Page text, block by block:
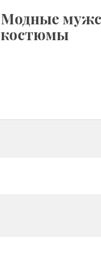
Модные
костюмы